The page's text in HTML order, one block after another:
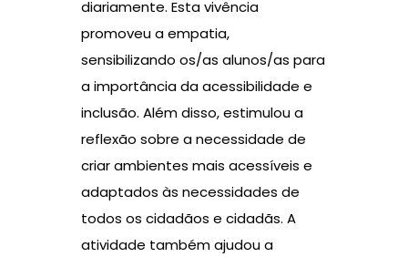
diariamente. Esta vivência
promoveu a empatia,
sensibilizando os/as alunos/as para
a importância da acessibilidade e
inclusão. Além disso, estimulou a
reflexão sobre a necessidade de
criar ambientes mais acessíveis e
adaptados às necessidades de
todos os cidadãos e cidadãs. A
atividade também ajudou a